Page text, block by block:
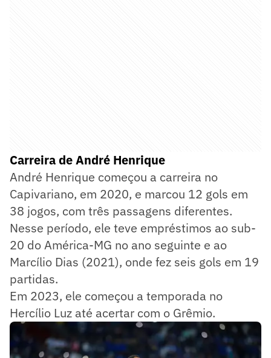
Carreira de André Henrique
André Henrique começou a carreira no
Capivariano, em 2020, e marcou 12 gols em
38 jogos, com três passagens diferentes.
Nesse período, ele teve empréstimos ao sub-
20 do América-MG no ano seguinte e ao
Marcílio Dias (2021), onde fez seis gols em 19
partidas.
Em 2023, ele começou a temporada no
Hercílio Luz até acertar com o Grêmio.